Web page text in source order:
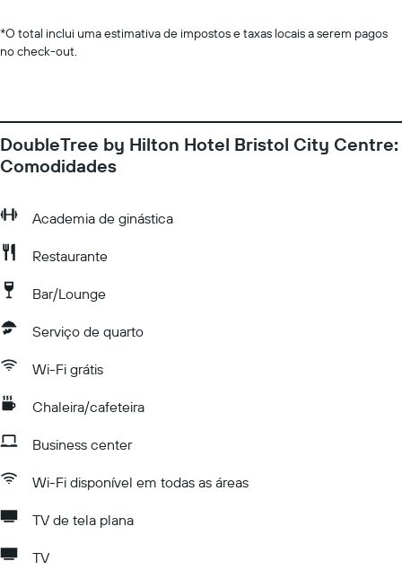
*O total inclui uma estimativa de impostos e taxas locais a serem pagos
no check-out.
DoubleTree by Hilton Hotel Bristol City Centre:
Comodidades
Academia de ginástica
Restaurante
Bar/Lounge
Serviço de quarto
Wi-Fi grátis
Chaleira/cafeteira
Business center
Wi-Fi disponível em todas as áreas
TV de tela plana
TV